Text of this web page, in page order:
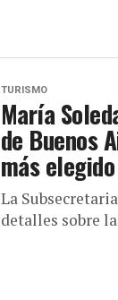
TURISMO
María
de Buenos
más
La
detalles sobre